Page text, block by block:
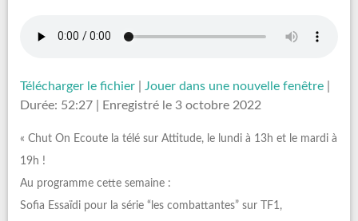
Télécharger le fichier Jouer dans une nouvelle fenêtre
Durée: 52:27
Enregistré le 3 octobre 2022
« Chut On Ecoute la télé sur Attitude, le lundi à 13h et le mardi à
19h !
Au programme cette semaine :
Sofia Essaïdi pour la série “les combattantes” sur TF1,